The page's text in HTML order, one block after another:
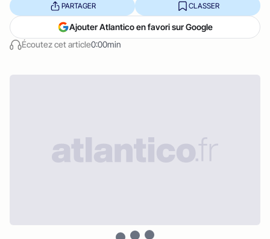
Écoutez cet article0:00min
PARTAGER CLASSER
Ajouter Atlantico en favori sur Google